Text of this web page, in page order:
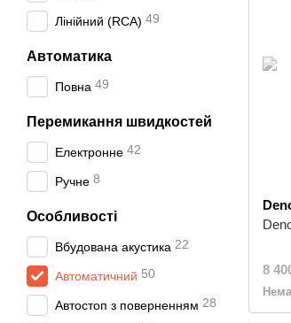
8
Лінійний (RCA) 49
Автоматика
Повна 49
Перемикання швидкостей
Електронне 42
Ручне 8
Особливості
Вбудована акустика 22
Автоматичний 50
Автостоп з поверненням 28